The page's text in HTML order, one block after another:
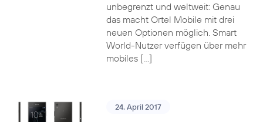
unbegrenzt und weltweit: Genau
das macht Ortel Mobile mit drei
neuen Optionen möglich. Smart
World-Nutzer verfügen über mehr
mobiles […]
24. April 2017